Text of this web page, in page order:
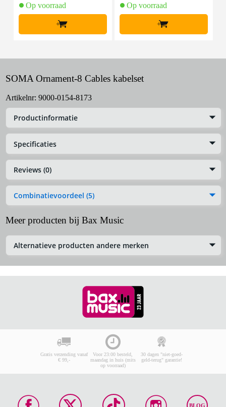
Op voorraad
+
Op voorraad
+
SOMA Ornament-8 Cables kabelset
Artikelnr: 9000-0154-8173
Productinformatie
Specificaties
Reviews (0)
Combinatievoordeel (5)
Meer producten bij Bax Music
Alternatieve producten andere merken
Gratis verzending vanaf
€ 99,-
Voor 23:00 besteld,
maandag in huis (mits
op voorraad)
30 dagen "niet-goed-
geld-terug" garantie!
BLOG